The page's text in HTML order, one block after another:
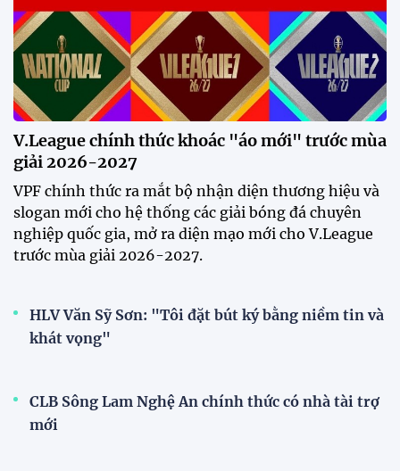
sao nhập tịch tuyển Việt Nam
20:19 29/07/2026
Đội tuyển Việt Nam chạm trán
Thái Lan tại Division 1 FIFA
ASEAN Cup 2026
Dàn sao U23 Việt Nam hội quân
trong mưa, sẵn sàng cho chiến
2026